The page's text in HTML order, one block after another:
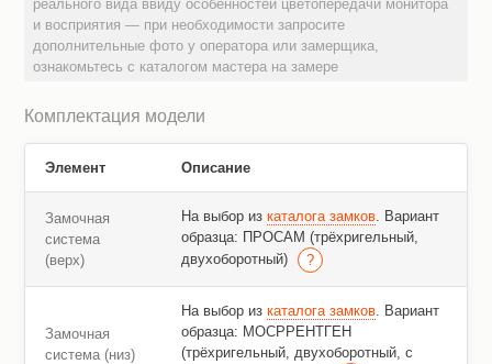
реального вида ввиду особенностей цветопередачи монитора
и восприятия — при необходимости запросите
дополнительные фото у оператора или замерщика,
ознакомьтесь с каталогом мастера на замере
Комплектация модели
Элемент Описание
Замочная
система
(верх)
На выбор из каталога замков. Вариант
образца: ПРОСАМ (трёхригельный,
двухоборотный)
Замочная
система (низ)
На выбор из каталога замков. Вариант
образца: МОСРРЕНТГЕН
(трёхригельный, двухоборотный, с